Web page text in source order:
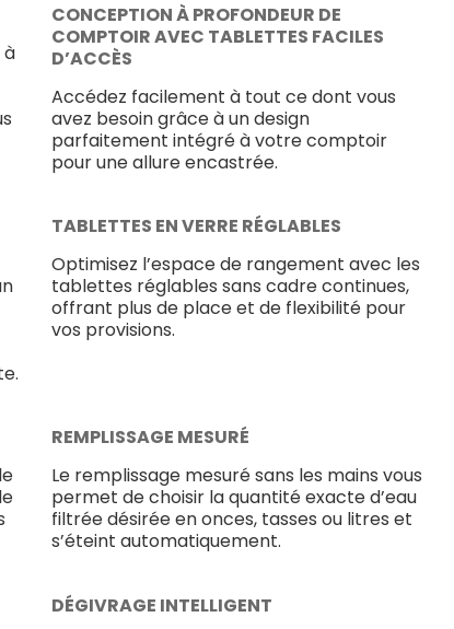
à
CONCEPTION À PROFONDEUR DE
COMPTOIR AVEC TABLETTES FACILES
D’ACCÈS
Accédez facilement à tout ce dont vous
avez besoin grâce à un design
parfaitement intégré à votre comptoir
pour une allure encastrée.
TABLETTES EN VERRE RÉGLABLES
Optimisez l’espace de rangement avec les
tablettes réglables sans cadre continues,
offrant plus de place et de flexibilité pour
vos provisions.
REMPLISSAGE MESURÉ
Le remplissage mesuré sans les mains vous
permet de choisir la quantité exacte d’eau
filtrée désirée en onces, tasses ou litres et
s’éteint automatiquement.
DÉGIVRAGE INTELLIGENT